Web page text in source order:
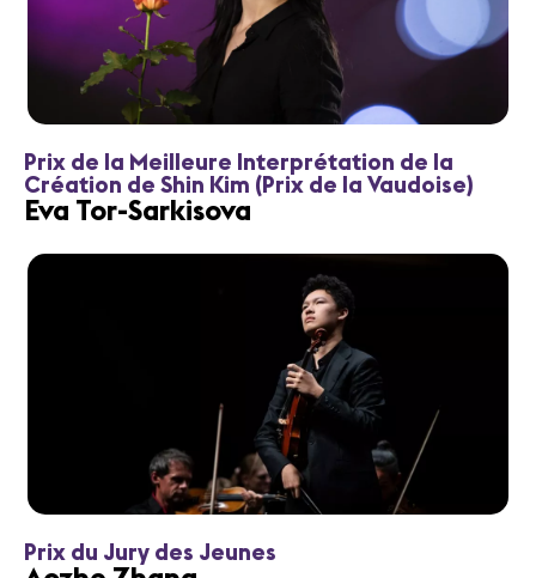
Prix de la Meilleure Interprétation de la
Création de Shin Kim (Prix de la Vaudoise)
Eva Tor-Sarkisova
Prix du Jury des Jeunes